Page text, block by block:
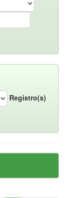
Registro(s)